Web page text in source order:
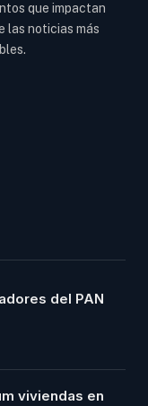
que impactan
las noticias más
del PAN
viviendas en